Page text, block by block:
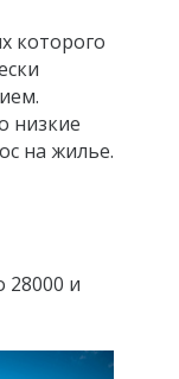
которого
низкие
на жилье.
28000 и